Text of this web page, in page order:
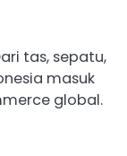
tas, sepatu,
masuk
global.